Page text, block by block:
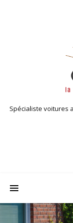
Spécialiste voitures
TUTORIELS DE